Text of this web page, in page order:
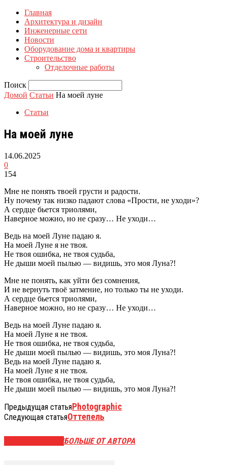
Главная
Архитектура и дизайн
Инженерные сети
Новости
Оборудование дома и квартиры
Строительство
Отделочные работы
Поиск
Домой Статьи На моей луне
Статьи
На моей луне
14.06.2025
0
154
Мне не понять твоей грусти и радости.
Ну почему так низко падают слова «Прости, не уходи»?
А сердце бьется триолями,
Наверное можно, но не сразу… Не уходи…
Ведь на моей Луне падаю я.
На моей Луне я не твоя.
Не твоя ошибка, не твоя судьба,
Не дыши моей пылью — видишь, это моя Луна?!
Мне не понять, как уйти без сомнения,
И не вернуть твоё затмение, но только ты не уходи.
А сердце бьется триолями,
Наверное можно, но не сразу… Не уходи…
Ведь на моей Луне падаю я.
На моей Луне я не твоя.
Не твоя ошибка, не твоя судьба,
Не дыши моей пылью — видишь, это моя Луна?!
Ведь на моей Луне падаю я.
На моей Луне я не твоя.
Не твоя ошибка, не твоя судьба,
Не дыши моей пылью — видишь, это моя Луна?!
Предыдущая статьяPhotographic
Следующая статьяОттепель
БОЛЬШЕ ОТ АВТОРА